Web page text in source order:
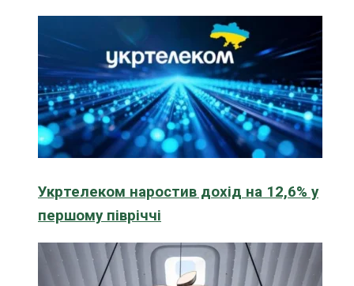
Укртелеком наростив дохід на 12,6% у
першому півріччі